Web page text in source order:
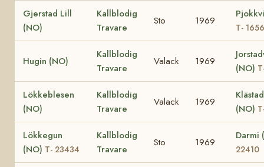
Gjerstad Lill
(NO)
Kallblodig
Travare
Sto 1969
T- 1656
Hugin (NO)
Kallblodig
Travare
Valack 1969
(NO)
Lökkeblesen
(NO)
Kallblodig
Travare
Valack 1969
(NO)
Lökkegun
(NO) T- 23434
Kallblodig
Travare
Sto 1969
Darmi
22410